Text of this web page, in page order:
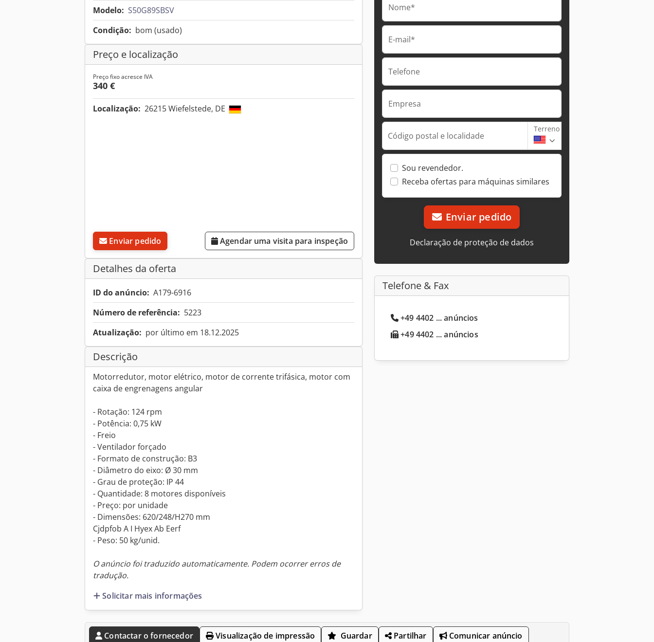
Modelo: S50G89SBSV
Condição: bom (usado)
Preço e localização
Preço fixo acresce IVA
340 €
Localização: 26215 Wiefelstede, DE
Enviar pedido Agendar uma visita para inspeção
Detalhes da oferta
ID do anúncio: A179-6916
Número de referência: 5223
Atualização: por último em 18.12.2025
Descrição
Motorredutor, motor elétrico, motor de corrente trifásica, motor com
caixa de engrenagens angular
- Rotação: 124 rpm
- Potência: 0,75 kW
- Freio
- Ventilador forçado
- Formato de construção: B3
- Diâmetro do eixo: Ø 30 mm
- Grau de proteção: IP 44
- Quantidade: 8 motores disponíveis
- Preço: por unidade
- Dimensões: 620/248/H270 mm
Cjdpfob A I Hyex Ab Eerf
- Peso: 50 kg/unid.
O anúncio foi traduzido automaticamente. Podem ocorrer erros de
tradução.
Solicitar mais informações
Nome*
E-mail*
Telefone
Empresa
Código postal e localidade
Terreno
Sou revendedor.
Receba ofertas para máquinas similares
Enviar pedido
Declaração de proteção de dados
Telefone & Fax
+49 4402 ... anúncios
+49 4402 ... anúncios
Contactar o fornecedor Visualização de impressão Guardar Partilhar Comunicar anúncio